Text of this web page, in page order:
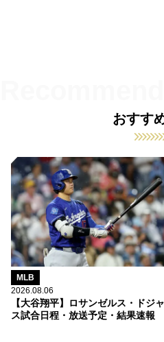
おすす
MLB
2026.08.06
【大谷翔平】ロサンゼルス・ドジ
ス試合日程・放送予定・結果速報